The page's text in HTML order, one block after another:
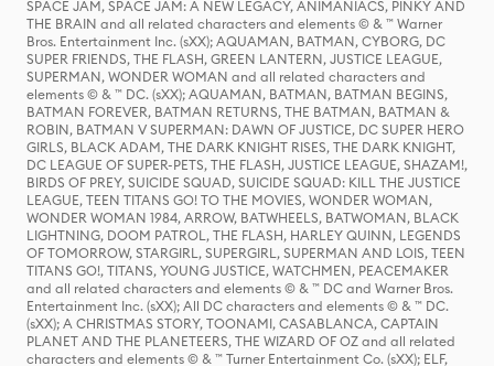
SPACE JAM, SPACE JAM: A NEW LEGACY, ANIMANIACS, PINKY AND
THE BRAIN and all related characters and elements © & ™ Warner
Bros. Entertainment Inc. (sXX); AQUAMAN, BATMAN, CYBORG, DC
SUPER FRIENDS, THE FLASH, GREEN LANTERN, JUSTICE LEAGUE,
SUPERMAN, WONDER WOMAN and all related characters and
elements © & ™ DC. (sXX); AQUAMAN, BATMAN, BATMAN BEGINS,
BATMAN FOREVER, BATMAN RETURNS, THE BATMAN, BATMAN &
ROBIN, BATMAN V SUPERMAN: DAWN OF JUSTICE, DC SUPER HERO
GIRLS, BLACK ADAM, THE DARK KNIGHT RISES, THE DARK KNIGHT,
DC LEAGUE OF SUPER-PETS, THE FLASH, JUSTICE LEAGUE, SHAZAM!,
BIRDS OF PREY, SUICIDE SQUAD, SUICIDE SQUAD: KILL THE JUSTICE
LEAGUE, TEEN TITANS GO! TO THE MOVIES, WONDER WOMAN,
WONDER WOMAN 1984, ARROW, BATWHEELS, BATWOMAN, BLACK
LIGHTNING, DOOM PATROL, THE FLASH, HARLEY QUINN, LEGENDS
OF TOMORROW, STARGIRL, SUPERGIRL, SUPERMAN AND LOIS, TEEN
TITANS GO!, TITANS, YOUNG JUSTICE, WATCHMEN, PEACEMAKER
and all related characters and elements © & ™ DC and Warner Bros.
Entertainment Inc. (sXX); All DC characters and elements © & ™ DC.
(sXX); A CHRISTMAS STORY, TOONAMI, CASABLANCA, CAPTAIN
PLANET AND THE PLANETEERS, THE WIZARD OF OZ and all related
characters and elements © & ™ Turner Entertainment Co. (sXX); ELF,